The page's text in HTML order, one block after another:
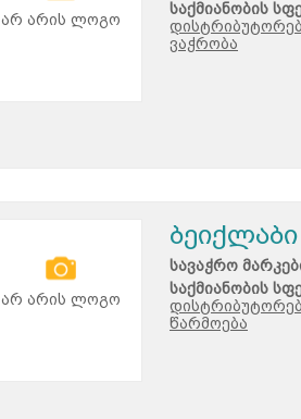
არ არის ლოგო
საქმიანობის
ვაჭრობა
არ არის ლოგო
ბეიქლაბი
სავაჭრო
საქმიანობის
წარმოება